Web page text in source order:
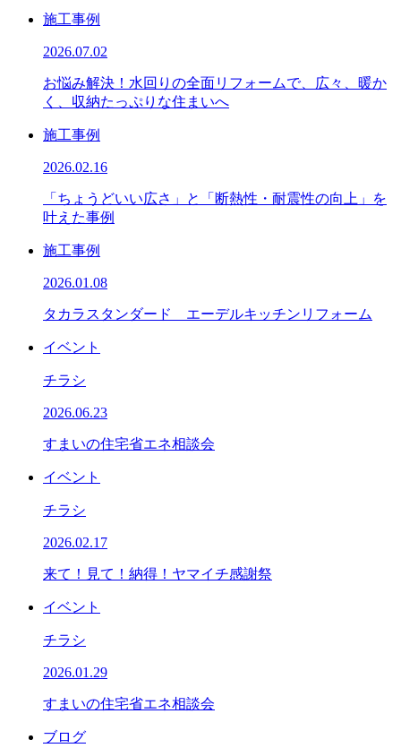
施工事例
2026.07.02
お悩み解決！水回りの全面リフォームで、広々、暖か
く、収納たっぷりな住まいへ
施工事例
2026.02.16
「ちょうどいい広さ」と「断熱性・耐震性の向上」を
叶えた事例
施工事例
2026.01.08
タカラスタンダード エーデルキッチンリフォーム
イベント
チラシ
2026.06.23
すまいの住宅省エネ相談会
イベント
チラシ
2026.02.17
来て！見て！納得！ヤマイチ感謝祭
イベント
チラシ
2026.01.29
すまいの住宅省エネ相談会
ブログ